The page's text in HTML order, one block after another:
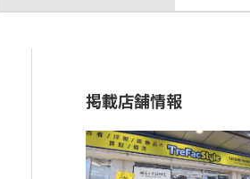
掲載店舗情報